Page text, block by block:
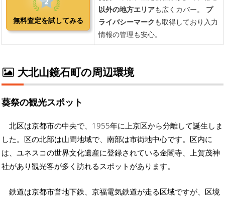
大北山鏡石町の周辺環境
葵祭の観光スポット
北区は京都市の中央で、1955年に上京区から分離して誕生しま
した。区の北部は山間地域で、南部は市街地中心です。区内に
は、ユネスコの世界文化遺産に登録されている金閣寺、上賀茂神
社があり観光客が多く訪れるスポットがあります。
鉄道は京都市営地下鉄、京福電気鉄道が走る区域ですが、区境